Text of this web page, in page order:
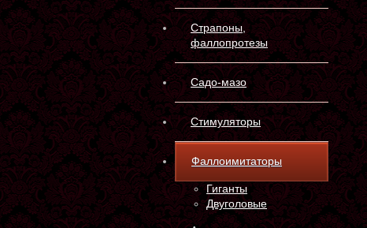
Страпоны,
фаллопротезы
Садо-мазо
Стимуляторы
Фаллоимитаторы
Гиганты
Двуголовые